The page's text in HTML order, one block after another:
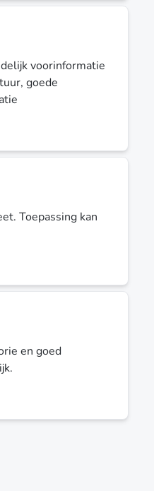
voorinformatie
goede
Toepassing kan
en goed